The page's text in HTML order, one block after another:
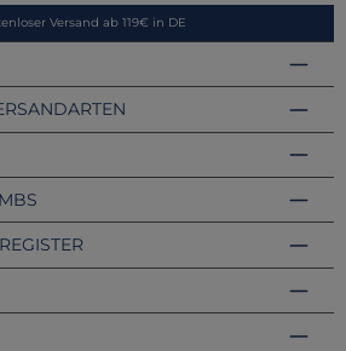
Versand ab 119€ in DE